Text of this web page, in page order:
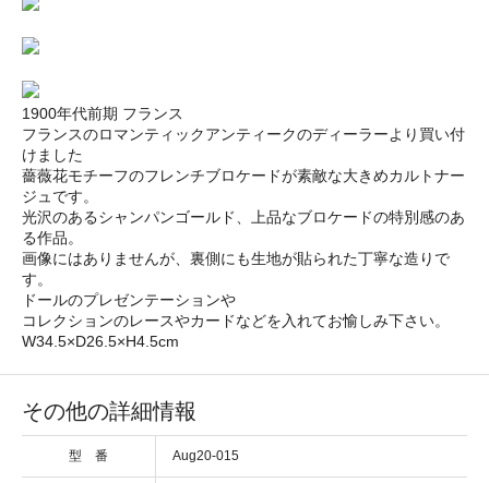
1900年代前期 フランス
フランスのロマンティックアンティークのディーラーより買い付
けました
薔薇花モチーフのフレンチブロケードが素敵な大きめカルトナー
ジュです。
光沢のあるシャンパンゴールド、上品なブロケードの特別感のあ
る作品。
画像にはありませんが、裏側にも生地が貼られた丁寧な造りで
す。
ドールのプレゼンテーションや
コレクションのレースやカードなどを入れてお愉しみ下さい。
W34.5×D26.5×H4.5cm
その他の詳細情報
型 番 Aug20-015